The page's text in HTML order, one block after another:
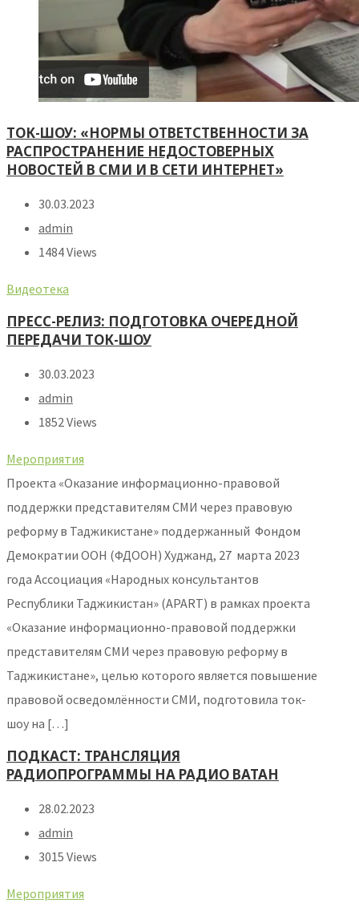
ТОК-ШОУ: «НОРМЫ ОТВЕТСТВЕННОСТИ ЗА
РАСПРОСТРАНЕНИЕ НЕДОСТОВЕРНЫХ
НОВОСТЕЙ В СМИ И В СЕТИ ИНТЕРНЕТ»
30.03.2023
admin
1484 Views
Видеотека
ПPECC-РЕЛИЗ: ПОДГОТОВКА ОЧЕРЕДНОЙ
ПЕРЕДАЧИ ТОК-ШОУ
30.03.2023
admin
1852 Views
Мероприятия
Проекта «Оказание информационно-правовой
поддержки представителям СМИ через правовую
реформу в Таджикистане» поддержанный Фондом
Демократии ООН (ФДООН) Худжанд, 27 марта 2023
года Ассоциация «Народных консультантов
Республики Таджикистан» (APART) в рамках проекта
«Оказание информационно-правовой поддержки
представителям СМИ через правовую реформу в
Таджикистане», целью которого является повышение
правовой осведомлённости СМИ, подготовила ток-
шоу на […]
ПОДКАСТ: ТРАНСЛЯЦИЯ
РАДИОПРОГРАММЫ НА РАДИО ВАТАН
28.02.2023
admin
3015 Views
Мероприятия